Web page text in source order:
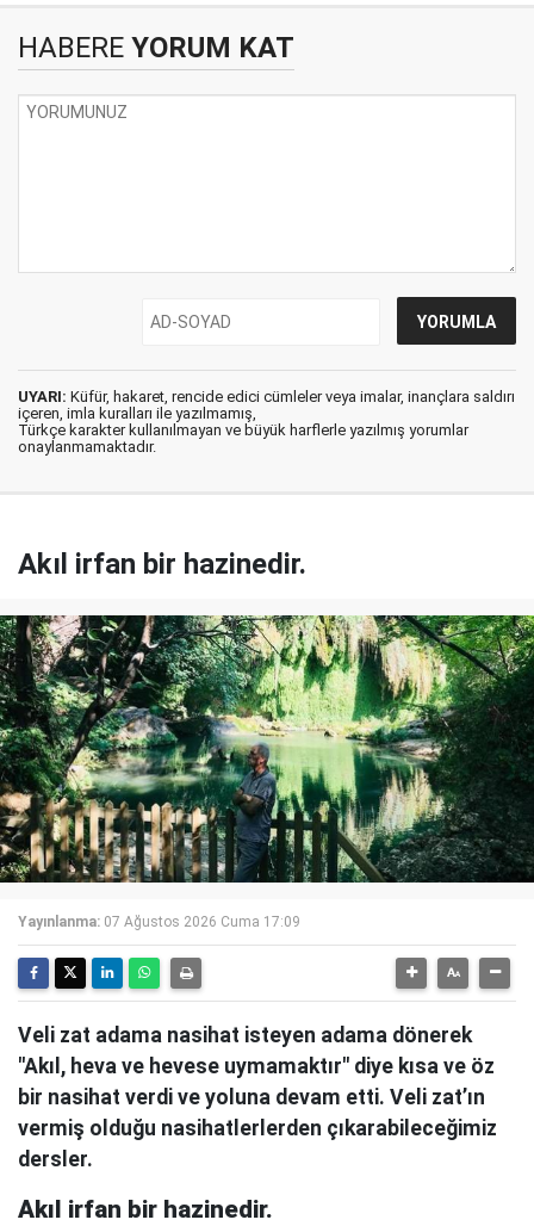
HABERE YORUM KAT
UYARI: Küfür, hakaret, rencide edici cümleler veya imalar, inançlara saldırı
içeren, imla kuralları ile yazılmamış,
Türkçe karakter kullanılmayan ve büyük harflerle yazılmış yorumlar
onaylanmamaktadır.
Akıl irfan bir hazinedir.
Yayınlanma: 07 Ağustos 2026 Cuma 17:09
Veli zat adama nasihat isteyen adama dönerek
"Akıl, heva ve hevese uymamaktır" diye kısa ve öz
bir nasihat verdi ve yoluna devam etti. Veli zat’ın
vermiş olduğu nasihatlerlerden çıkarabileceğimiz
dersler.
Akıl irfan bir hazinedir.